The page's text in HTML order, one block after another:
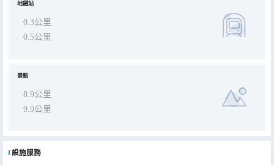
地鐵站
0.3公里
0.5公里
景點
8.9公里
9.9公里
設施服務